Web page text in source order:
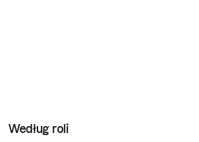
Według roli